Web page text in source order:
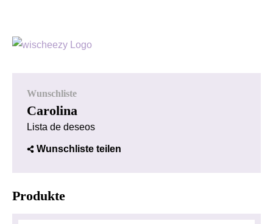
Wunschliste
Carolina
Lista de deseos
Wunschliste teilen
Produkte